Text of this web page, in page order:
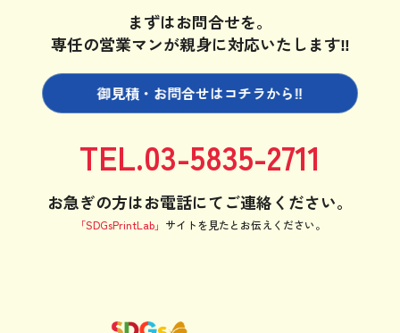
まずはお問合せを。
専任の営業マンが親身に対応いたします‼
御見積・お問合せはコチラから‼
お急ぎの方はお電話にてご連絡ください。
TEL.03-5835-2711
「SDGsPrintLab」 サイトを見たと お伝えください。